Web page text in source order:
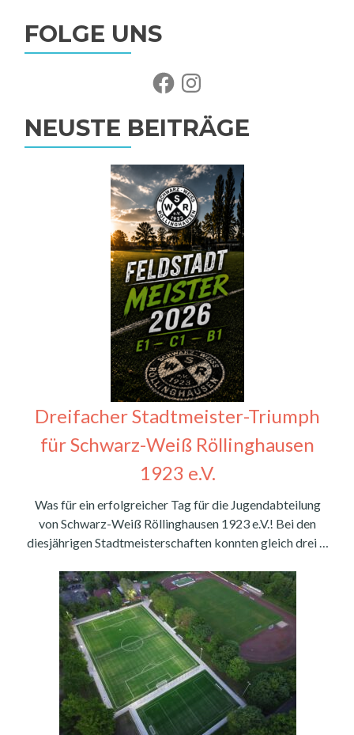
FOLGE UNS
FacebookInstagram
NEUSTE BEITRÄGE
Dreifacher Stadtmeister-Triumph
für Schwarz-Weiß Röllinghausen
1923 e.V.
Was für ein erfolgreicher Tag für die Jugendabteilung
von Schwarz-Weiß Röllinghausen 1923 e.V.! Bei den
diesjährigen Stadtmeisterschaften konnten gleich drei …